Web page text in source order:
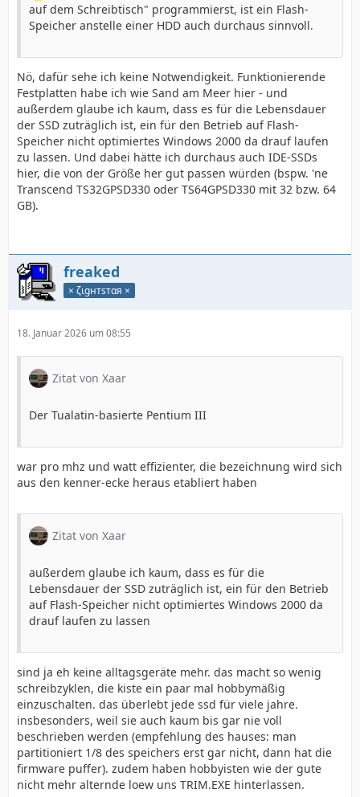
auf dem Schreibtisch" programmierst, ist ein Flash-
Speicher anstelle einer HDD auch durchaus sinnvoll.
Nö, dafür sehe ich keine Notwendigkeit. Funktionierende
Festplatten habe ich wie Sand am Meer hier - und
außerdem glaube ich kaum, dass es für die Lebensdauer
der SSD zuträglich ist, ein für den Betrieb auf Flash-
Speicher nicht optimiertes Windows 2000 da drauf laufen
zu lassen. Und dabei hätte ich durchaus auch IDE-SSDs
hier, die von der Größe her gut passen würden (bspw. 'ne
Transcend TS32GPSD330 oder TS64GPSD330 mit 32 bzw. 64
GB).
freaked
× ζιgнтѕтαя ×
18. Januar 2026 um 08:55
Zitat von Xaar
Der Tualatin-basierte Pentium III
war pro mhz und watt effizienter, die bezeichnung wird sich
aus den kenner-ecke heraus etabliert haben
Zitat von Xaar
außerdem glaube ich kaum, dass es für die
Lebensdauer der SSD zuträglich ist, ein für den Betrieb
auf Flash-Speicher nicht optimiertes Windows 2000 da
drauf laufen zu lassen
sind ja eh keine alltagsgeräte mehr. das macht so wenig
schreibzyklen, die kiste ein paar mal hobbymäßig
einzuschalten. das überlebt jede ssd für viele jahre.
insbesonders, weil sie auch kaum bis gar nie voll
beschrieben werden (empfehlung des hauses: man
partitioniert 1/8 des speichers erst gar nicht, dann hat die
firmware puffer). zudem haben hobbyisten wie der gute
nicht mehr alternde loew uns TRIM.EXE hinterlassen.